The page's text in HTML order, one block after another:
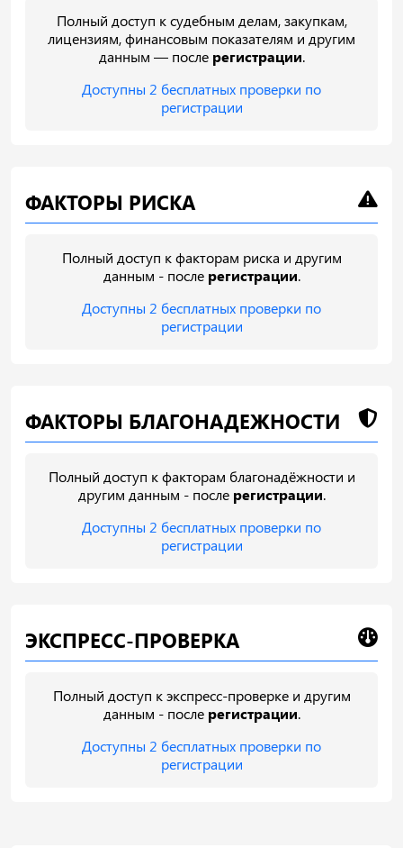
Полный доступ к судебным делам, закупкам,
лицензиям, финансовым показателям и другим
данным — после регистрации.
Доступны 2 бесплатных проверки по
регистрации
ФАКТОРЫ РИСКА
Полный доступ к факторам риска и другим
данным - после регистрации.
Доступны 2 бесплатных проверки по
регистрации
ФАКТОРЫ БЛАГОНАДЕЖНОСТИ
Полный доступ к факторам благонадёжности и
другим данным - после регистрации.
Доступны 2 бесплатных проверки по
регистрации
ЭКСПРЕСС-ПРОВЕРКА
Полный доступ к экспресс-проверке и другим
данным - после регистрации.
Доступны 2 бесплатных проверки по
регистрации